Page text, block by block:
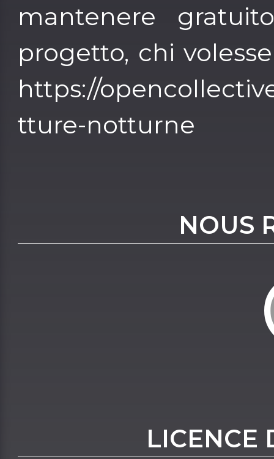
mantenere
progetto, chi
https://
tture-notturne
NOUS
LICENCE